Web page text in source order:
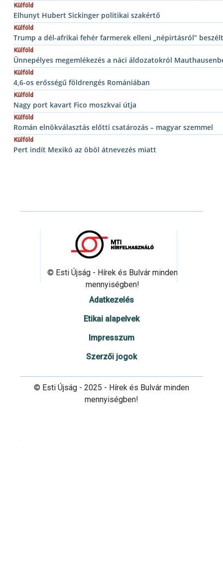
Külföld
Elhunyt Hubert Sickinger politikai szakértő
Külföld
Trump a dél-afrikai fehér farmerek elleni „népirtásról” beszélt
Külföld
Ünnepélyes megemlékezés a náci áldozatokról
Külföld
4,6-os erősségű földrengés Romániában
Külföld
Nagy port kavart Fico moszkvai útja
Külföld
Román elnökválasztás előtti csatározás – magyar szemmel
Külföld
Pert indít Mexikó az öböl átnevezés miatt
© Esti Újság - Hírek és Bulvár minden
mennyiségben!
Adatkezelés
Etikai alapelvek
Impresszum
Szerzői jogok
© Esti Újság - 2025 - Hírek és Bulvár minden
mennyiségben!